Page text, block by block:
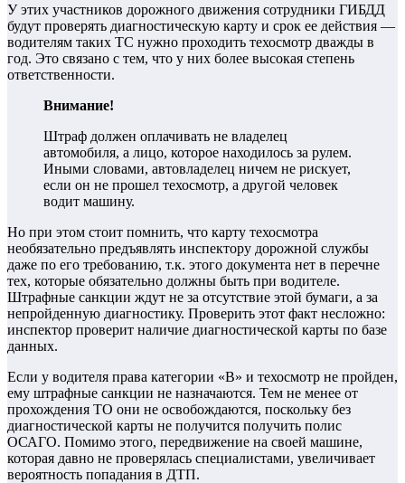
У этих участников дорожного движения сотрудники ГИБДД
будут проверять диагностическую карту и срок ее действия —
водителям таких ТС нужно проходить техосмотр дважды в
год. Это связано с тем, что у них более высокая степень
ответственности.
Внимание!
Штраф должен оплачивать не владелец
автомобиля, а лицо, которое находилось за рулем.
Иными словами, автовладелец ничем не рискует,
если он не прошел техосмотр, а другой человек
водит машину.
Но при этом стоит помнить, что карту техосмотра
необязательно предъявлять инспектору дорожной службы
даже по его требованию, т.к. этого документа нет в перечне
тех, которые обязательно должны быть при водителе.
Штрафные санкции ждут не за отсутствие этой бумаги, а за
непройденную диагностику. Проверить этот факт несложно:
инспектор проверит наличие диагностической карты по базе
данных.
Если у водителя права категории «B» и техосмотр не пройден,
ему штрафные санкции не назначаются. Тем не менее от
прохождения ТО они не освобождаются, поскольку без
диагностической карты не получится получить полис
ОСАГО. Помимо этого, передвижение на своей машине,
которая давно не проверялась специалистами, увеличивает
вероятность попадания в ДТП.